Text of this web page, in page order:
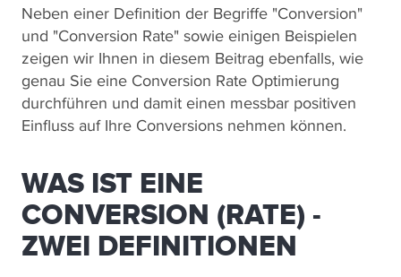
Neben einer Definition der Begriffe "Conversion"
und "Conversion Rate" sowie einigen Beispielen
zeigen wir Ihnen in diesem Beitrag ebenfalls, wie
genau Sie eine Conversion Rate Optimierung
durchführen und damit einen messbar positiven
Einfluss auf Ihre Conversions nehmen können.
WAS IST EINE
CONVERSION (RATE) -
ZWEI DEFINITIONEN